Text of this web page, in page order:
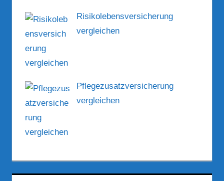
Risikolebensversicherung
vergleichen
Pflegezusatzversicherung
vergleichen